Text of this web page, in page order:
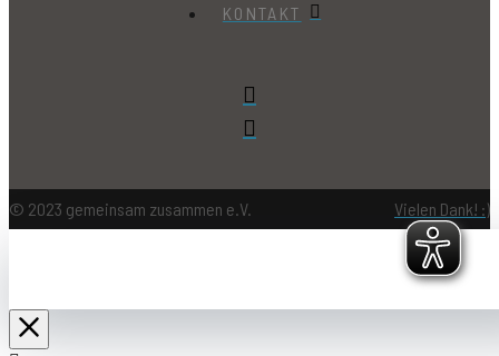
KONTAKT
© 2023 gemeinsam zusammen e.V. Vielen Dank! :)